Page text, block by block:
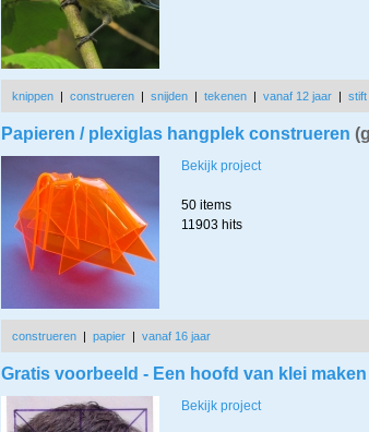
knippen | construeren | snijden | tekenen | vanaf 12 jaar | stift
Papieren / plexiglas hangplek construeren
Bekijk project
50 items
11903 hits
construeren | papier | vanaf 16 jaar
Gratis voorbeeld - Een hoofd van klei maken
Bekijk project